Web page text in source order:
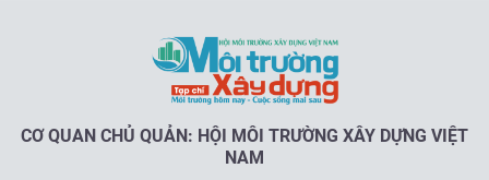
CƠ QUAN CHỦ QUẢN: HỘI MÔI TRƯỜNG XÂY DỰNG VIỆT
NAM